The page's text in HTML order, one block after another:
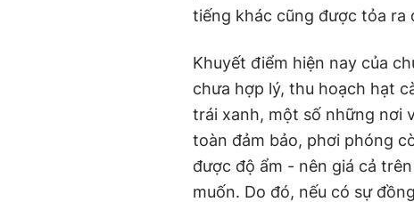
tiếng khác cũng được tỏa ra
Khuyết điểm hiện nay của
chưa hợp lý, thu hoạch hạt
trái xanh, một số những nơi
toàn đảm bảo, phơi phóng
được độ ẩm - nên giá cả
muốn. Do đó, nếu có sự